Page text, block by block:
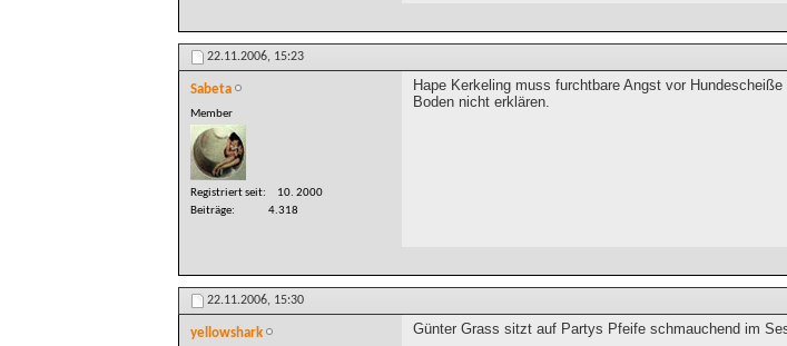
22.11.2006, 15:23
Sabeta
Member
Registriert seit
10. 2000
Beiträge
4.318
Hape Kerkeling muss furchtbare Angst vor
Boden nicht erklären.
22.11.2006, 15:30
yellowshark Günter Grass sitzt auf Partys Pfeife schmauchend im